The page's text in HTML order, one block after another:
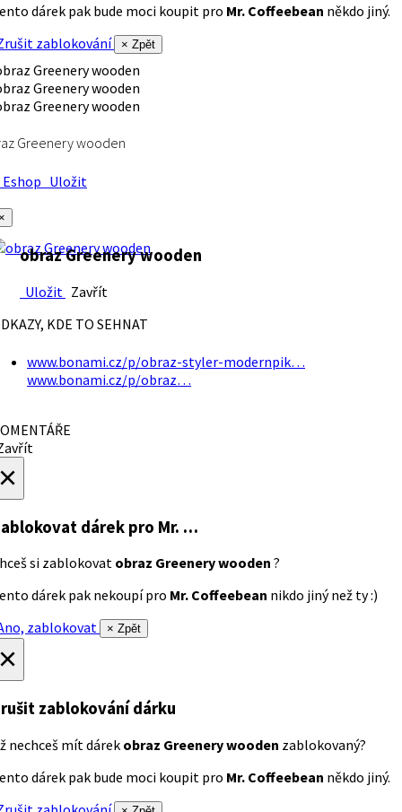
dárek pak bude moci koupit pro Mr. Coffeebean někdo jiný.
zablokování
× Zpět
Greenery wooden
Uložit
obraz Greenery wooden
Uložit Zavřít
KDE TO SEHNAT
www.bonami.cz/p/obraz-styler-modernpik…
www.bonami.cz/p/obraz…
dárek pro Mr. …
si zablokovat obraz Greenery wooden ?
dárek pak nekoupí pro Mr. Coffeebean nikdo jiný než ty :)
zablokovat
× Zpět
zablokování dárku
nechceš mít dárek obraz Greenery wooden zablokovaný?
dárek pak bude moci koupit pro Mr. Coffeebean někdo jiný.